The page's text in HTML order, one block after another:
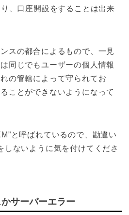
、口座開設をすることは出来
スの都合によるもので、一見
同じでもユーザーの個人情報
の管轄によって守られてお
ことができないようになって
と呼ばれているので、勘違い
しないように気を付けてくださ
サーバーエラー